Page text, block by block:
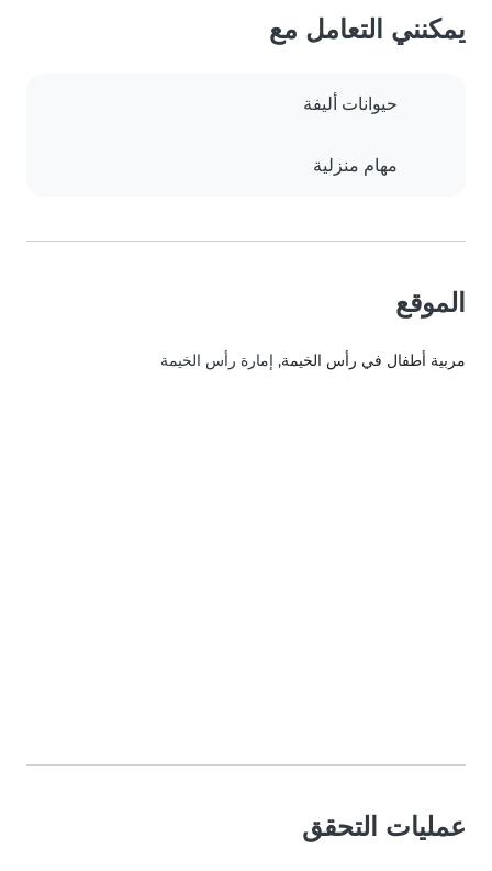
يمكنني التعامل مع
حيوانات أليفة
مهام منزلية
الموقع
مربية أطفال في رأس الخيمة, إمارة رأس الخيمة
عمليات التحقق